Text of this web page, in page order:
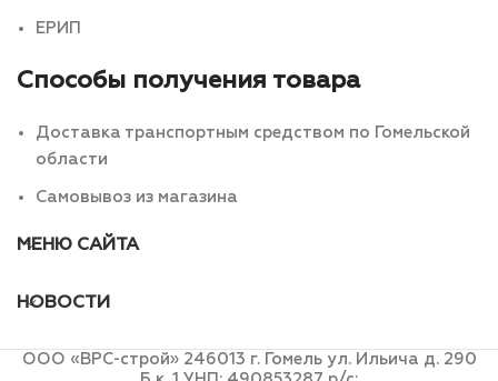
ЕРИП
Способы получения товара
Доставка транспортным средством по Гомельской
области
Самовывоз из магазина
МЕНЮ САЙТА
НОВОСТИ
ООО «ВРС-строй» 246013 г. Гомель ул. Ильича д. 290